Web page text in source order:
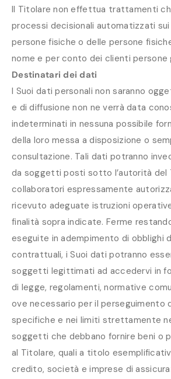
Il Titolare non effettua trattamenti
processi decisionali automatizzati
persone fisiche o delle persone
nome e per conto dei clienti persone
Destinatari dei dati
I Suoi dati personali non saranno
e di diffusione non ne verrà data
indeterminati in nessuna possibile
della loro messa a disposizione o
consultazione. Tali dati potranno
da soggetti posti sotto l’autorità del
collaboratori espressamente
ricevuto adeguate istruzioni
finalità sopra indicate. Ferme
eseguite in adempimento di obblighi
contrattuali, i Suoi dati potranno
soggetti legittimati ad accedervi in
di legge, regolamenti, normative
ove necessario per il perseguimento
specifiche e nei limiti strettamente
soggetti che debbano fornire beni o
al Titolare, quali a titolo
credito, società e imprese di